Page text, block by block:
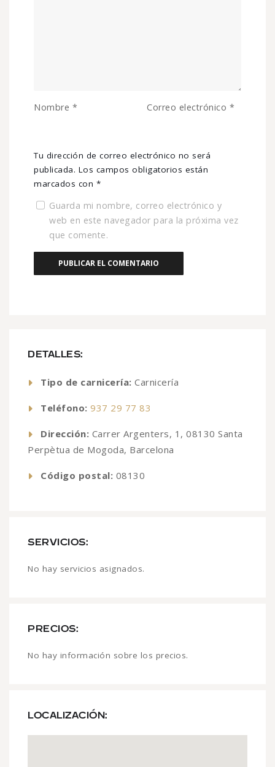
DETALLES:
Tipo de carnicería: Carnicería
Teléfono: 937 29 77 83
Dirección: Carrer Argenters, 1, 08130 Santa
Perpètua de Mogoda, Barcelona
Código postal: 08130
SERVICIOS:
No hay servicios asignados.
PRECIOS:
No hay información sobre los precios.
LOCALIZACIÓN:
Tu dirección de correo electrónico no será
publicada. Los campos obligatorios están
marcados con *
Nombre * Correo electrónico *
Guarda mi nombre, correo electrónico y
web en este navegador para la próxima vez
que comente.